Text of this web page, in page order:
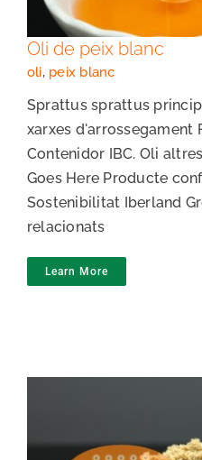
Oli de peix blanc
oli, peix blanc
Sprattus sprattus
xarxes d'arrossegament
Contenidor IBC. Oli
Goes Here Producte
Sostenibilitat Iberland
relacionats
Learn More